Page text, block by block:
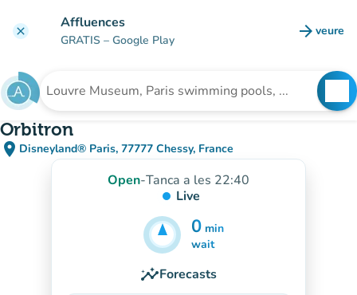
clear Affluences
GRATIS – Google Play arrow_forward veure
(new
Search for an institution
Orbitron
place Disneyland® Paris, 77777 Chessy, France
(open in Google Maps)
(new tab)
Open-Tanca a les 22:40
Live
0 min
1hmin
wait
insightsForecasts